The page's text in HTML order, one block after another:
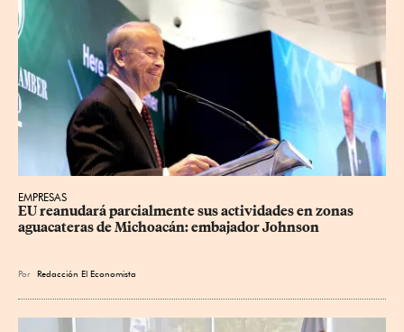
EMPRESAS
EU reanudará parcialmente sus actividades en zonas
aguacateras de Michoacán: embajador Johnson
Por Redacción El Economista